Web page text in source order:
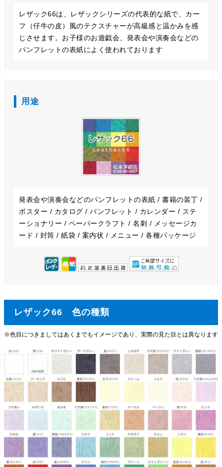
レザック66は、レザックシリーズの代表的な紙で、カー
フ（仔牛の皮）風のテクスチャーが高級感と温かみを感
じさせます。お子様のお遊戯会、発表会や演奏会などの
パンフレットの表紙によく使われております
用途
発表会や演奏会などのパンフレットの表紙 / 書籍の装丁 /
ポスター / カタログ / パンフレット / カレンダー / ステ
ーショナリー / ペーパークラフト / 名刺 / メッセージカ
ード / 封筒 / 紙袋 / 案内状 / メニュー / 各種パッケージ
レザック66 色の種類
※色目につきましてはあくまでもイメージであり、実際の見た目とは異なります